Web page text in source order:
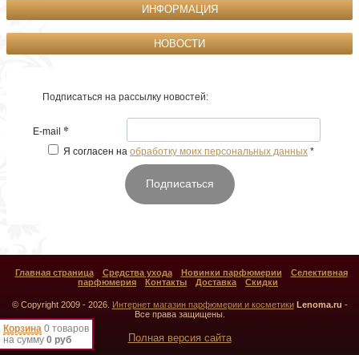
Корзина 0 товаров
на сумму 0 руб
ИНФОРМАЦИЯ
НОВОСТИ
Подписаться на рассылку новостей:
E-mail *
Я согласен на обработку моих персональных данных *
Подписаться
Главная страница Средства ухода Новинки парфюмерии
Селективная
парфюмерия
Контакты Доставка Скидки
© Copyright 2009 - 2026. Интернет магазин парфюмерии и косметики Lenoma.ru -
Все права защищены.
Полная версия сайта